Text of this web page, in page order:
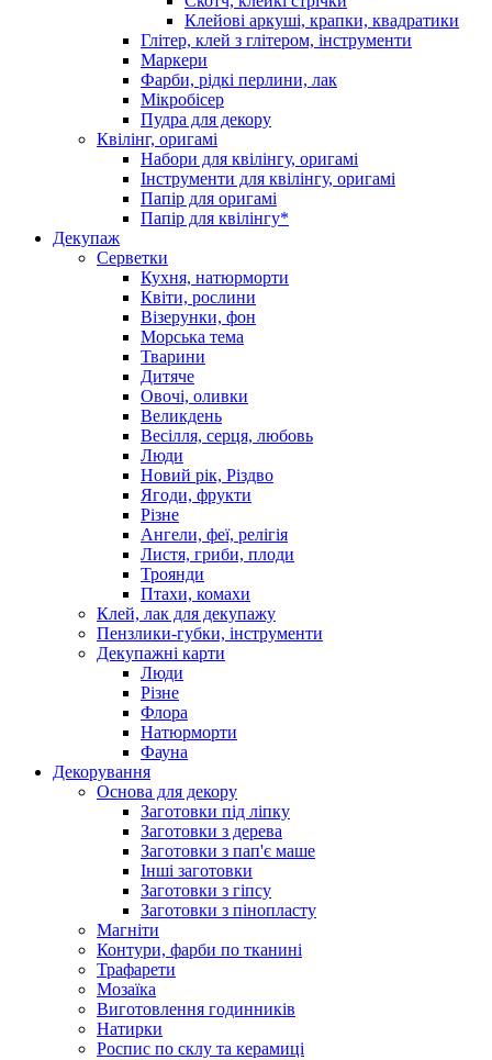
Клейові аркуші, крапки, квадратики
Глітер, клей з глітером, інструменти
Маркери
Фарби, рідкі перлини, лак
Мікробісер
Пудра для декору
Квілінг, оригамі
Набори для квілінгу, оригамі
Інструменти для квілінгу, оригамі
Папір для оригамі
Папір для квілінгу*
Декупаж
Серветки
Кухня, натюрморти
Квіти, рослини
Візерунки, фон
Морська тема
Тварини
Дитяче
Овочі, оливки
Великдень
Весілля, серця, любовь
Люди
Новий рік, Різдво
Ягоди, фрукти
Різне
Ангели, феї, релігія
Листя, гриби, плоди
Троянди
Птахи, комахи
Клей, лак для декупажу
Пензлики-губки, інструменти
Декупажні карти
Люди
Різне
Флора
Натюрморти
Фауна
Декорування
Основа для декору
Заготовки під ліпку
Заготовки з дерева
Заготовки з пап'є маше
Інші заготовки
Заготовки з гіпсу
Заготовки з пінопласту
Магніти
Контури, фарби по тканині
Трафарети
Мозаїка
Виготовлення годинників
Натирки
Роспис по склу та керамиці